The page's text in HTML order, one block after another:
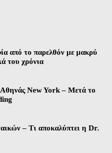
από το παρελθόν με μακρύ
του χρόνια
New York – Μετά το
– Τι αποκαλύπτει η Dr.